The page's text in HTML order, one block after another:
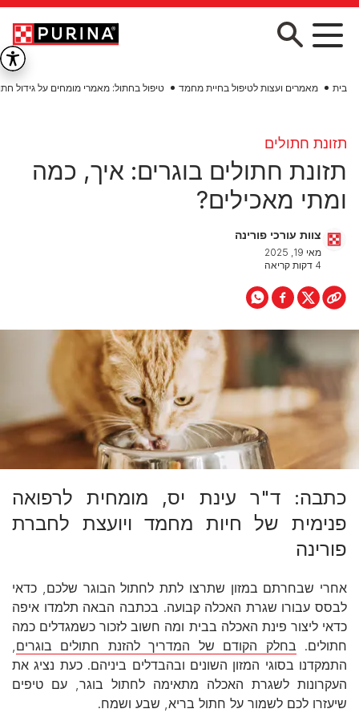
Skip to main content
בית מאמרים ועצות לטיפול בחיית מחמד טיפול בחתול: מאמרי מומחים על גידול
תזונת חתולים
תזונת חתולים בוגרים: איך, כמה
ומתי מאכילים?
צוות עורכי פורינה
מאי 19, 2025
4 דקות קריאה
כתבה: ד"ר עינת יס, מומחית לרפואה
פנימית של חיות מחמד ויועצת לחברת
פורינה
אחרי שבחרתם במזון שתרצו לתת לחתול הבוגר שלכם, כדאי
לבסס עבורו שגרת האכלה קבועה. בכתבה הבאה תלמדו איפה
כדאי ליצור פינת האכלה בבית ומה חשוב לזכור כשמגדלים כמה
חתולים. בחלק הקודם של המדריך להזנת חתולים בוגרים
התמקדנו בסוגי המזון השונים ובהבדלים ביניהם. כעת נציג את
העקרונות לשגרת האכלה מתאימה לחתול בוגר, עם טיפים
שיעזרו לכם לשמור על חתול בריא, שבע ושמח.